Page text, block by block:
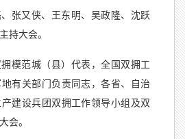
张又侠、王东明、吴政隆、沈跃
持大会。
模范城（县）代表，全国双拥工
有关部门负责同志，各省、自治
建设兵团双拥工作领导小组及双
会。